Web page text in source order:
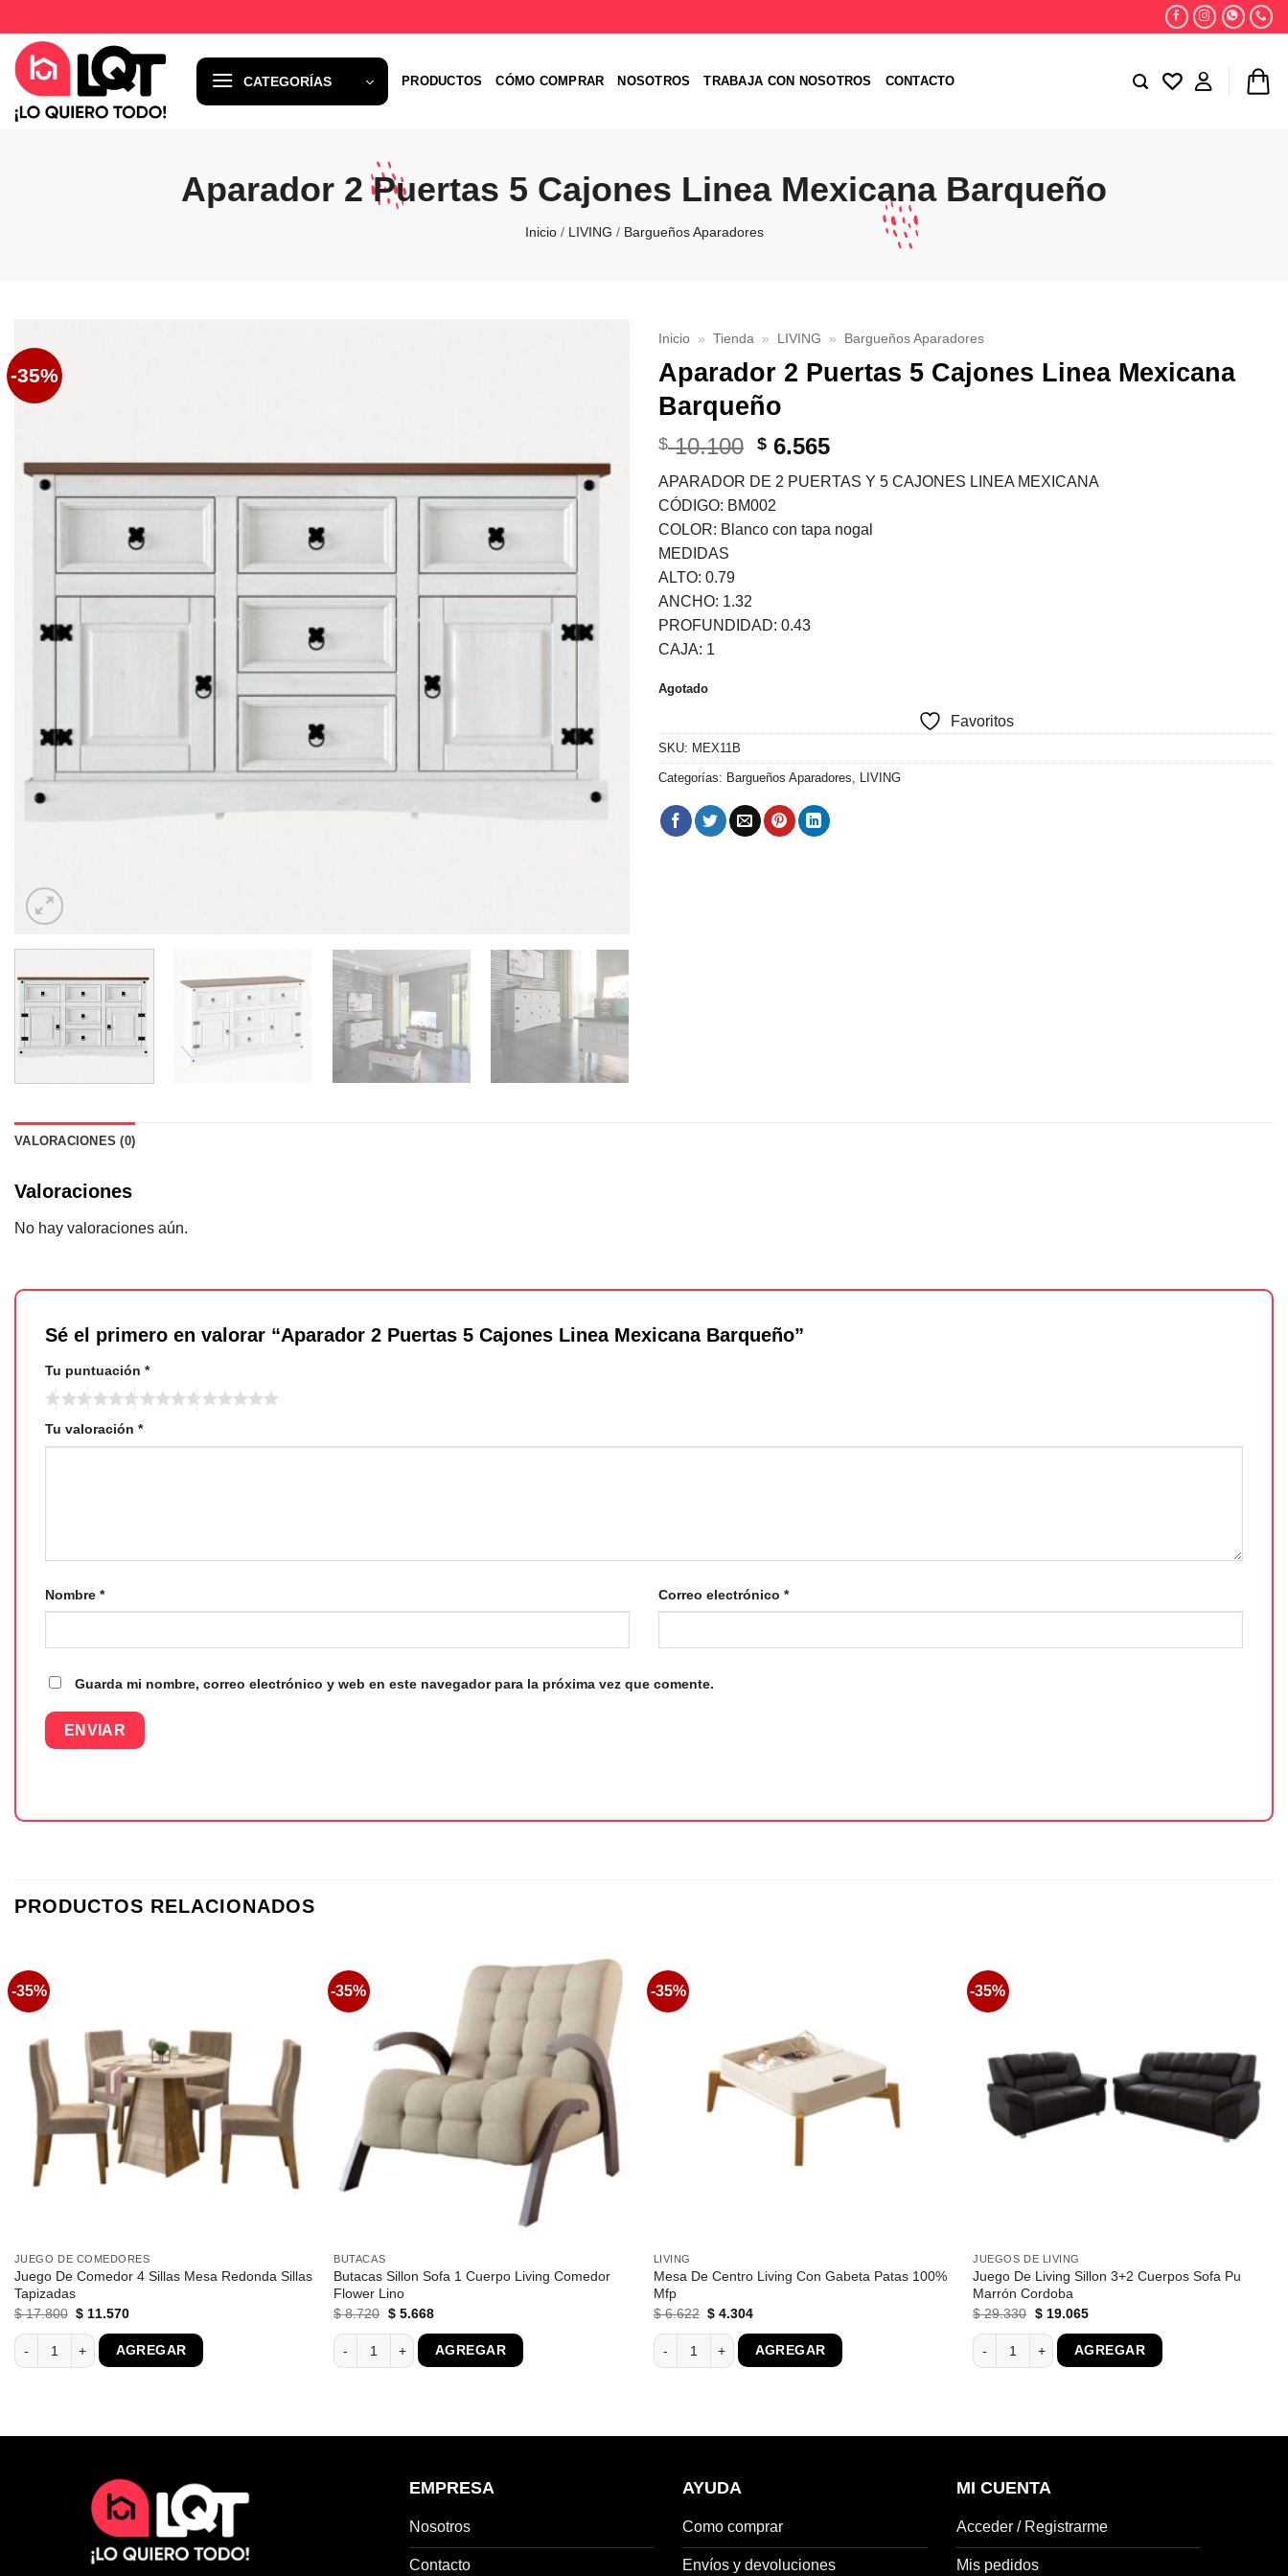
al
contenido
CATEGORÍAS PRODUCTOS CÓMO COMPRAR NOSOTROS TRABAJA CON NOSOTROS CONTACTO
Aparador 2 Puertas 5 Cajones Linea Mexicana Barqueño
Inicio / LIVING / Bargueños Aparadores
-35%
Inicio » Tienda » LIVING » Bargueños Aparadores
Aparador 2 Puertas 5 Cajones Linea Mexicana
Barqueño
$10.100 El
original
era:
$ 10.100.
$ 6.565El
actual
$ 6.565.
APARADOR DE 2 PUERTAS Y 5 CAJONES LINEA MEXICANA
CÓDIGO: BM002
COLOR: Blanco con tapa nogal
MEDIDAS
ALTO: 0.79
ANCHO: 1.32
PROFUNDIDAD: 0.43
CAJA: 1
Agotado
Favoritos
SKU: MEX11B
Categorías: Bargueños Aparadores LIVING
VALORACIONES (0)
Valoraciones
No hay valoraciones aún.
Sé el primero en valorar “Aparador 2 Puertas 5 Cajones Linea Mexicana Barqueño”
Tu puntuación *
Tu valoración *
Nombre * Correo electrónico *
Guarda mi nombre, correo electrónico y web en este navegador para la próxima vez que comente.
PRODUCTOS RELACIONADOS
-35%
JUEGO DE COMEDORES
Juego De Comedor 4 Sillas Mesa Redonda Sillas
Tapizadas
$17.800 El
original
era:
$ 17.800.
$ 11.570El
actual
es:
$ 11.570.
Juego De Comedor 4 Sillas Mesa Redonda Sillas Tapizadas cantidad
AGREGAR
-35% Favoritos
BUTACAS
Butacas Sillon Sofa 1 Cuerpo Living Comedor
Flower Lino
$8.720 El
original
era:
$ 8.720.
$5.668El
actual
es:
$ 5.668.
Butacas Sillon Sofa 1 Cuerpo Living Comedor Flower Lino cantidad
AGREGAR
-35%
LIVING
Mesa De Centro Living Con Gabeta Patas 100%
Mfp
$6.622 El
original
era:
$ 6.622.
$ 4.304El
actual
es:
$ 4.304.
Mesa De Centro Living Con Gabeta Patas 100% Mfp cantidad
AGREGAR
-35%
JUEGOS DE LIVING
Juego De Living Sillon 3+2 Cuerpos Sofa Pu
Marrón Cordoba
$29.330 El
original
era:
$ 29.330.
$19.065El
actual
es:
$ 19.065.
Juego De Living Sillon 3+2 Cuerpos Sofa Pu
AGREGAR
EMPRESA
Nosotros
Contacto
AYUDA
Como comprar
Envíos y devoluciones
MI CUENTA
Acceder / Registrarme
Mis pedidos